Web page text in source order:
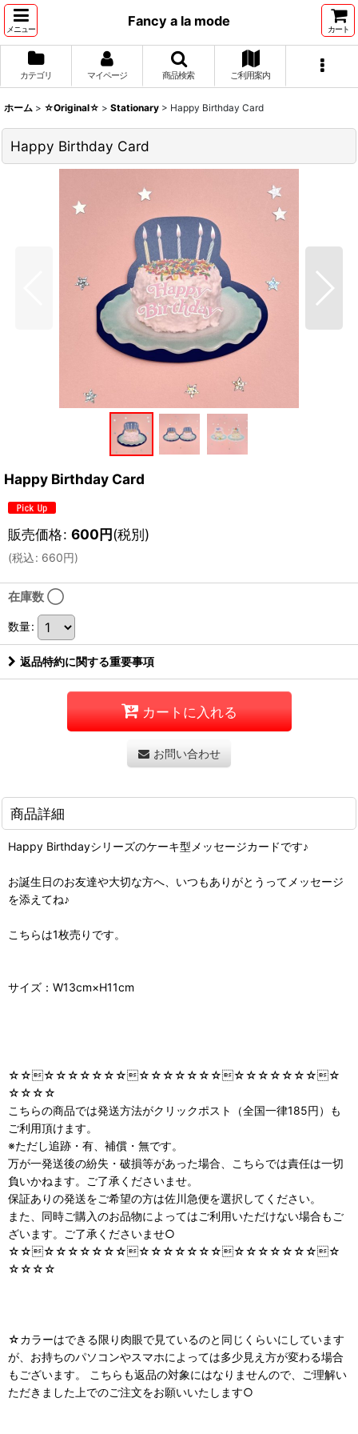
メニュー
Fancy a la mode
カート
カテゴリ マイページ 商品検索 ご利用案内
ホーム > ☆Original☆ > Stationary > Happy Birthday Card
Happy Birthday Card
Happy Birthday Card
販売価格: 600円(税別)
(税込: 660円)
在庫数 ◯
数量:
返品特約に関する重要事項
カートに入れる
お問い合わせ
商品詳細
Happy Birthdayシリーズのケーキ型メッセージカードです♪
お誕生日のお友達や大切な方へ、いつもありがとうってメッセージ
を添えてね♪
こちらは1枚売りです。
サイズ：W13cm×H11cm
☆☆☆☆☆☆☆☆☆☆☆☆☆☆☆☆☆☆☆☆☆☆☆☆
☆☆☆☆
こちらの商品では発送方法がクリックポスト（全国一律185円）も
ご利用頂けます。
※ただし追跡・有、補償・無です。
万が一発送後の紛失・破損等があった場合、こちらでは責任は一切
負いかねます。ご了承くださいませ。
保証ありの発送をご希望の方は佐川急便を選択してください。
また、同時ご購入のお品物によってはご利用いただけない場合もご
ざいます。ご了承くださいませ○
☆☆☆☆☆☆☆☆☆☆☆☆☆☆☆☆☆☆☆☆☆☆☆☆
☆☆☆☆
☆カラーはできる限り肉眼で見ているのと同じくらいにしています
が、お持ちのパソコンやスマホによっては多少見え方が変わる場合
もございます。 こちらも返品の対象にはなりませんので、ご理解い
ただきました上でのご注文をお願いいたします○